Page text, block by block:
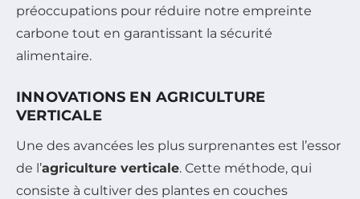
préoccupations pour réduire notre empreinte
carbone tout en garantissant la sécurité
alimentaire.
INNOVATIONS EN AGRICULTURE
VERTICALE
Une des avancées les plus surprenantes est l’essor
de l’agriculture verticale. Cette méthode, qui
consiste à cultiver des plantes en couches